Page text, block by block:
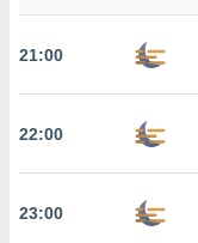
posible
traten tus
a lo que
su
21:00
22:00
23:00